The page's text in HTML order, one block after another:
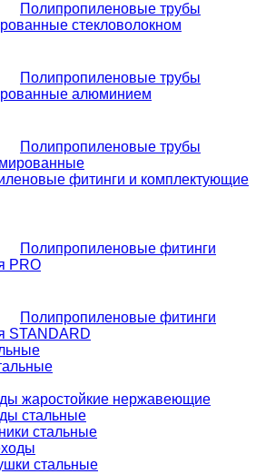
Полипропиленовые трубы
стекловолокном
Полипропиленовые трубы
алюминием
Полипропиленовые трубы
фитинги и комплектующие
Полипропиленовые фитинги
PRO
Полипропиленовые фитинги
STANDARD
жаростойкие нержавеющие
стальные
стальные
стальные